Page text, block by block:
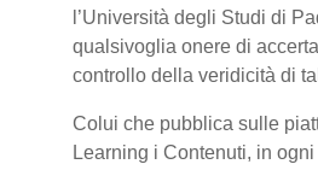
l’Università degli Studi di
qualsivoglia onere di
controllo della veridicità di
Colui che pubblica sulle
Learning i Contenuti, in